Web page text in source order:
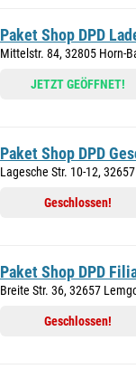
Paket Shop DPD
Mittelstr. 84, 32805 Horn-
JETZT GEÖFFNET!
Paket Shop DPD
Lagesche Str. 10-12,
Geschlossen!
Paket Shop DPD
Breite Str. 36, 32657
Geschlossen!